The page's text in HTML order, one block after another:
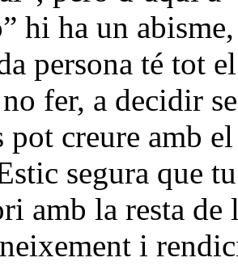
hi ha un
persona té tot
fer, a decidir
pot creure amb
segura que
amb la resta de
i